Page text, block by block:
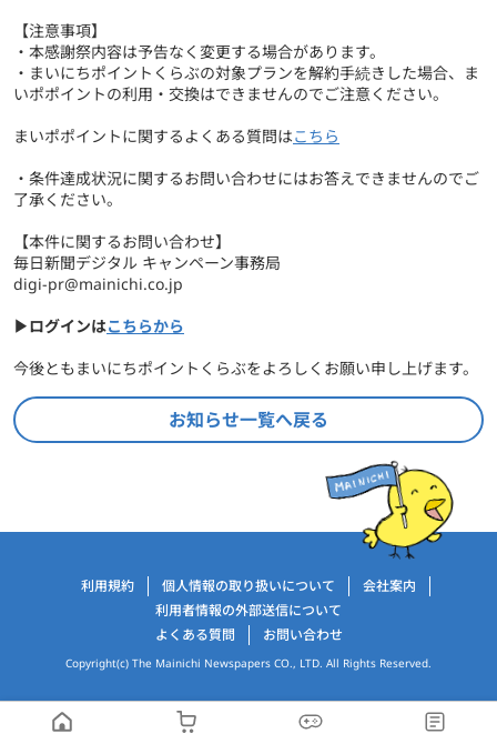
【注意事項】
・本感謝祭内容は予告なく変更する場合があります。
・まいにちポイントくらぶの対象プランを解約手続きした場合、ま
いポポイントの利用・交換はできませんのでご注意ください。
まいポポイントに関するよくある質問はこちら
・条件達成状況に関するお問い合わせにはお答えできませんのでご
了承ください。
【本件に関するお問い合わせ】
毎日新聞デジタル キャンペーン事務局
digi-pr@mainichi.co.jp
▶ログインはこちらから
今後ともまいにちポイントくらぶをよろしくお願い申し上げます。
お知らせ一覧へ戻る
運営会社情報利用規約 個人情報の取り扱いについて
会社案内
利用者情報の外部送信について
よくある質問
お問い合わせ
Copyright(c) The Mainichi Newspapers CO., LTD. All Rights Reserved.